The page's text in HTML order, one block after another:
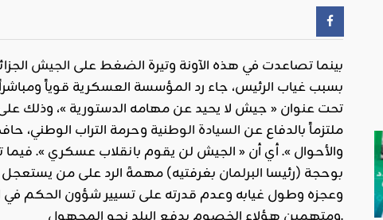
بينما تصاعدت في هذه الآونة وتيرة الضغط على الجيش
بسبب غياب الرئيس، جاء رد المؤسسة العسكرية قوياً
تحت عنوان « جيش لا يحيد عن مهامه الدستورية »، وذلك
ملتزماً بالدفاع عن السيادة الوطنية وحرمة التراب الوطني،
والأحوال ». أي أن « الجيش لن يقوم بانقلاب عسكري ».
بوحجة (رئيسا البرلمان
وعجزه وطول غيابه وعدم قدرته على تسيير شؤون الحكم في